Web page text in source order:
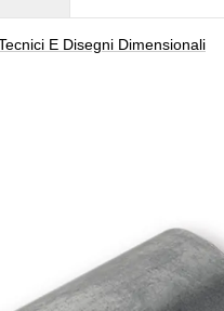
E Disegni Dimensionali